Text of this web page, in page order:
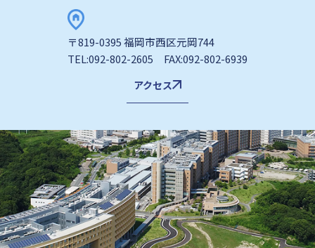
〒819-0395 福岡市西区元岡744
TEL:092-802-2605 FAX:092-802-6939
アクセス